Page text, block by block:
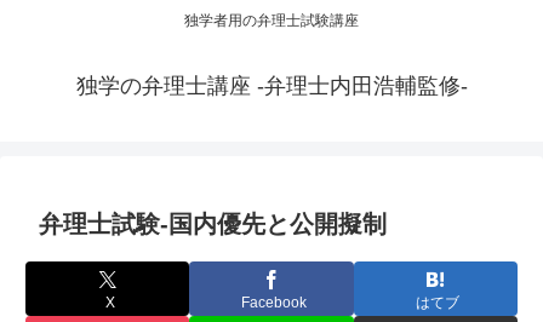
独学者用の弁理士試験講座
独学の弁理士講座 -弁理士内田浩輔監修-
弁理士試験-国内優先と公開擬制
X Facebook はてブ